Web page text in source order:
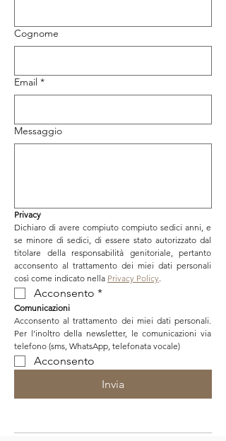
Cognome
Email *
Messaggio
Privacy
Dichiaro di avere compiuto compiuto sedici anni, e
se minore di sedici, di essere stato autorizzato dal
titolare della responsabilità genitoriale, pertanto
acconsento al trattamento dei miei dati personali
così come indicato nella Privacy Policy.
Acconsento *
Comunicazioni
Acconsento al trattamento dei miei dati personali.
Per l’inoltro della newsletter, le comunicazioni via
telefono (sms, WhatsApp, telefonata vocale)
Acconsento
Invia